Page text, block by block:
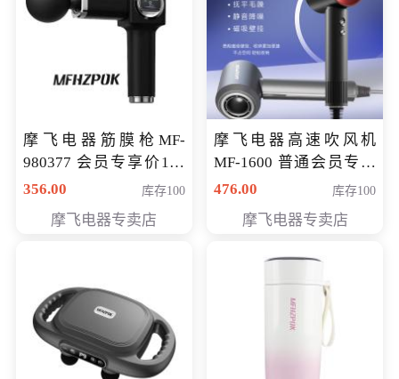
摩飞电器筋膜枪MF-
980377 会员专享价199
元
356.00 库存100
摩飞电器专卖店
摩飞电器高速吹风机
MF-1600 普通会员专享
价298元
476.00 库存100
摩飞电器专卖店